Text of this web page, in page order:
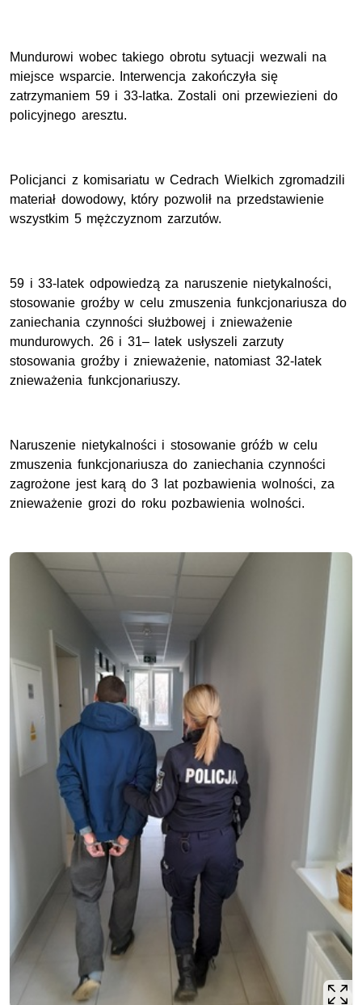
Mundurowi wobec takiego obrotu sytuacji wezwali na
miejsce wsparcie. Interwencja zakończyła się
zatrzymaniem 59 i 33-latka. Zostali oni przewiezieni do
policyjnego aresztu.
Policjanci z komisariatu w Cedrach Wielkich zgromadzili
materiał dowodowy, który pozwolił na przedstawienie
wszystkim 5 mężczyznom zarzutów.
59 i 33-latek odpowiedzą za naruszenie nietykalności,
stosowanie groźby w celu zmuszenia funkcjonariusza do
zaniechania czynności służbowej i znieważenie
mundurowych. 26 i 31– latek usłyszeli zarzuty
stosowania groźby i znieważenie, natomiast 32-latek
znieważenia funkcjonariuszy.
Naruszenie nietykalności i stosowanie gróźb w celu
zmuszenia funkcjonariusza do zaniechania czynności
zagrożone jest karą do 3 lat pozbawienia wolności, za
znieważenie grozi do roku pozbawienia wolności.